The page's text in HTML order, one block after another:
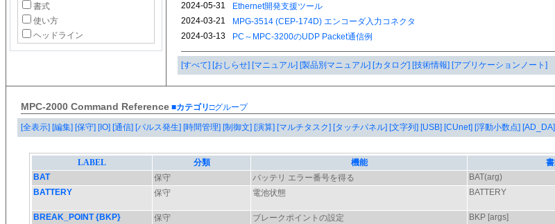
書式
使い方
ヘッドライン
[すべて] [おしらせ] [マニュアル] [製品別マニュアル] [カタログ] [技術情報] [アプリケーションノート]
MPC-2000 Command Reference ■カテゴリ□グループ
[全表示] [編集] [保守] [IO] [通信] [パルス発生] [時間管理] [制御文] [演算] [マルチタスク] [タッチパネル] [文字列] [USB] [CUnet] [浮動小数点] [AD_DA]